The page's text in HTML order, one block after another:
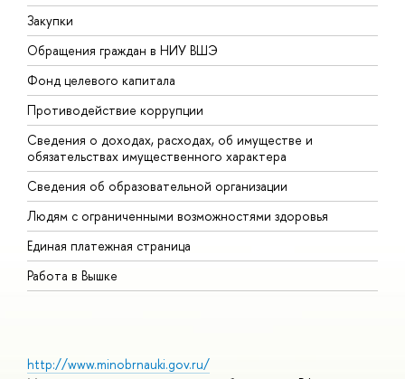
Закупки
Обращения граждан в НИУ ВШЭ
Фонд целевого капитала
Противодействие коррупции
Сведения о доходах, расходах, об имуществе и
обязательствах имущественного характера
Сведения об образовательной организации
Людям с ограниченными возможностями здоровья
Единая платежная страница
Работа в Вышке
http://www.minobrnauki.gov.ru/